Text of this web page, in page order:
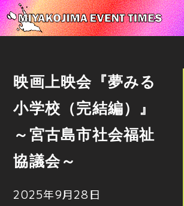
映画上映会『夢みる
小学校（完結編）』
～宮古島市社会福祉
協議会～
2025年9月28日